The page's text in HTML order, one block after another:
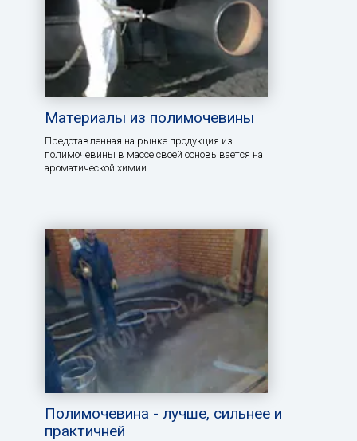
Материалы из полимочевины
Представленная на рынке продукция из
полимочевины в массе своей основывается на
ароматической химии.
Полимочевина - лучше, сильнее и
практичней